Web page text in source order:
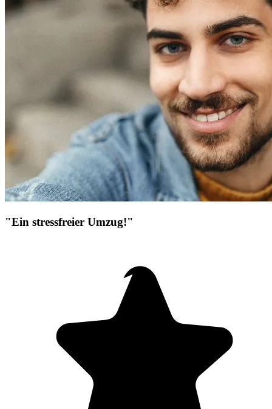
"Ein stressfreier Umzug!"